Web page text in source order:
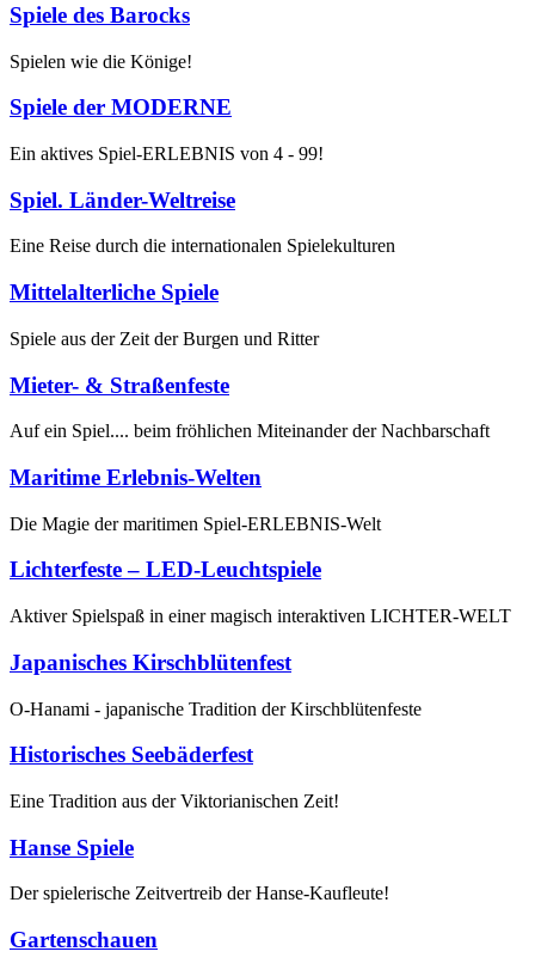
Spiele des Barocks
Spielen wie die Könige!
Spiele der MODERNE
Ein aktives Spiel-ERLEBNIS von 4 - 99!
Spiel. Länder-Weltreise
Eine Reise durch die internationalen Spielekulturen
Mittelalterliche Spiele
Spiele aus der Zeit der Burgen und Ritter
Mieter- & Straßenfeste
Auf ein Spiel.... beim fröhlichen Miteinander der Nachbarschaft
Maritime Erlebnis-Welten
Die Magie der maritimen Spiel-ERLEBNIS-Welt
Lichterfeste – LED-Leuchtspiele
Aktiver Spielspaß in einer magisch interaktiven LICHTER-WELT
Japanisches Kirschblütenfest
O-Hanami - japanische Tradition der Kirschblütenfeste
Historisches Seebäderfest
Eine Tradition aus der Viktorianischen Zeit!
Hanse Spiele
Der spielerische Zeitvertreib der Hanse-Kaufleute!
Gartenschauen